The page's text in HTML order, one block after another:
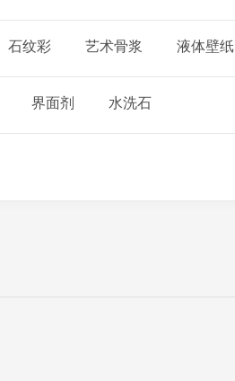
石纹彩 艺术骨浆 液体壁纸
界面剂 水洗石